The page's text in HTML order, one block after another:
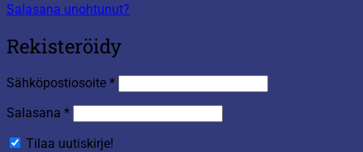
Salasana unohtunut?
Rekisteröidy
Sähköpostiosoite *Vaaditaan
Salasana *Vaaditaan
Tilaa uutiskirje!